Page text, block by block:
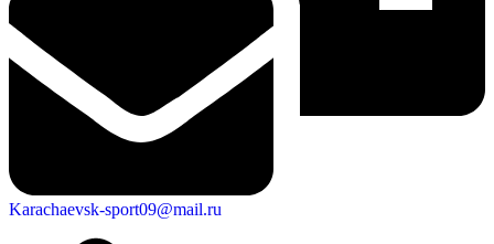
Karachaevsk-sport09@mail.ru